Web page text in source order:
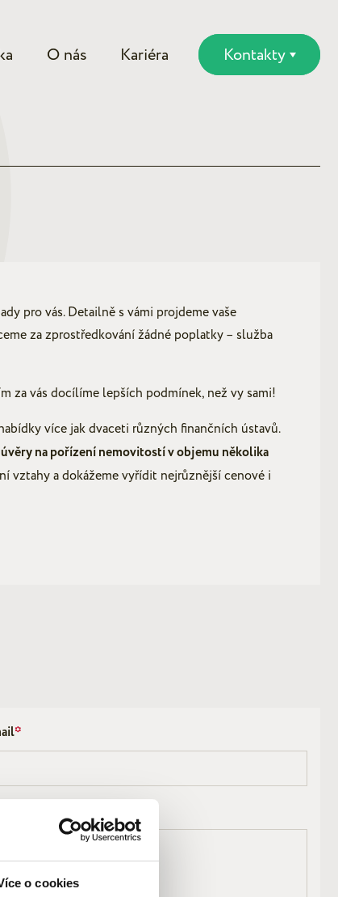
o cookies
O nás Kariéra Kontakty
pro vás. Detailně s vámi projdeme vaše
za zprostředkování žádné poplatky – služba
za vás docílíme lepších podmínek, než vy sami!
více jak dvaceti různých finančních ústavů.
na pořízení nemovitostí v objemu několika
vztahy a dokážeme vyřídit nejrůznější cenové i
*